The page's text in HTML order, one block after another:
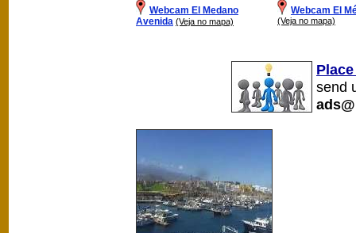
Webcam El Medano
Avenida (Veja no mapa)
Webcam El
(Veja no mapa)
send